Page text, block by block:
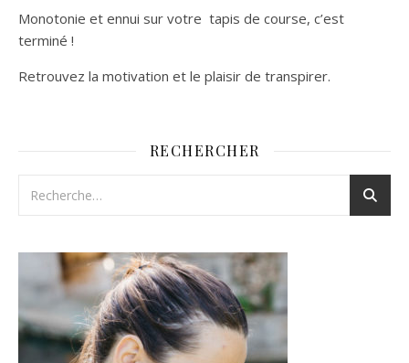
Monotonie et ennui sur votre tapis de course, c’est
terminé !
Retrouvez la motivation et le plaisir de transpirer.
RECHERCHER